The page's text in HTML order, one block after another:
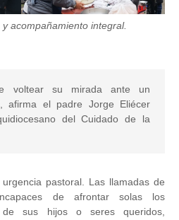
acompañamiento integral.
voltear su mirada ante un
afirma el padre Jorge Eliécer
del Cuidado de la
pastoral. Las llamadas de
de afrontar solas los
de sus hijos o seres queridos,